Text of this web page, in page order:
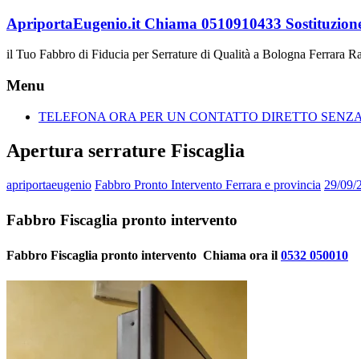
Vai
contenuto
ApriportaEugenio.it Chiama 0510910433
il Tuo Fabbro di Fiducia per Serrature di Qualità a Bologna Ferrara
Menu
TELEFONA ORA PER UN CONTATTO DIRETTO
Apertura serrature Fiscaglia
apriportaeugenio Fabbro Pronto Intervento Ferrara e provincia 29/09/
Fabbro Fiscaglia pronto intervento
Fabbro Fiscaglia pronto intervento  Chiama ora il 0532 050010